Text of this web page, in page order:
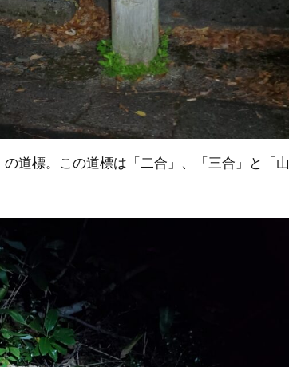
道標。この道標は「二合」、「三合」と「山